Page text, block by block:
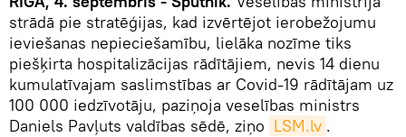
strādā pie stratēģijas, kad izvērtējot ierobežojumu
ieviešanas nepieciešamību, lielāka nozīme tiks
piešķirta hospitalizācijas rādītājiem, nevis 14 dienu
kumulatīvajam saslimstības ar Covid-19 rādītājam uz
100 000 iedzīvotāju, paziņoja veselības ministrs
Daniels Pavļuts valdības sēdē, ziņo LSM.lv .